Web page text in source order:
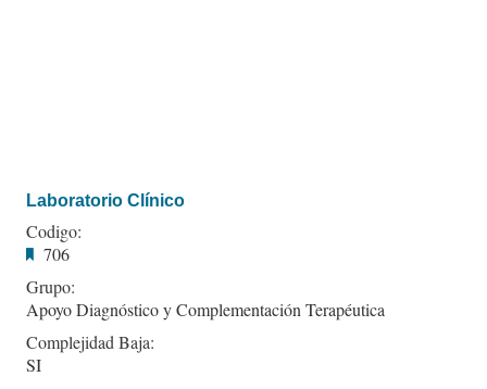
Laboratorio Clínico
Codigo:
706
Grupo:
Apoyo Diagnóstico y Complementación Terapéutica
Complejidad Baja:
SI